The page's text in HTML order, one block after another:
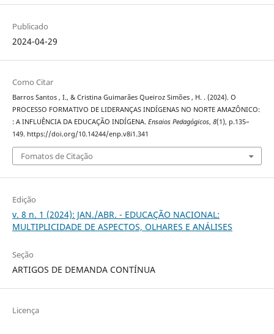
Publicado
2024-04-29
Como Citar
Barros Santos , I., & Cristina Guimarães Queiroz Simões , H. . (2024). O
PROCESSO FORMATIVO DE LIDERANÇAS INDÍGENAS NO NORTE AMAZÔNICO:
: A INFLUÊNCIA DA EDUCAÇÃO INDÍGENA. Ensaios Pedagógicos, 8(1), p.135–
149. https://doi.org/10.14244/enp.v8i1.341
Fomatos de Citação
Edição
v. 8 n. 1 (2024): JAN./ABR. - EDUCAÇÃO NACIONAL:
MULTIPLICIDADE DE ASPECTOS, OLHARES E ANÁLISES
Seção
ARTIGOS DE DEMANDA CONTÍNUA
Licença